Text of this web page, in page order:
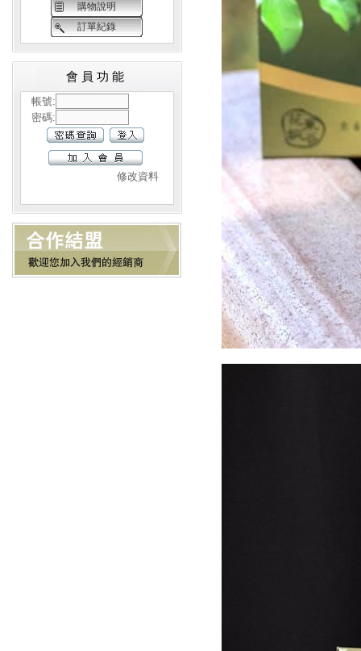
購物說明
訂單紀錄
會員功能
帳號:
密碼:
修改資料